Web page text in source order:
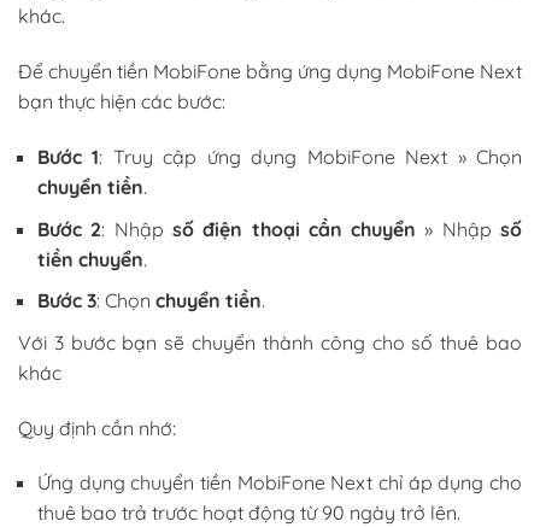
khác.
Để chuyển tiền MobiFone bằng ứng dụng MobiFone Next
bạn thực hiện các bước:
Bước 1: Truy cập ứng dụng MobiFone Next » Chọn
chuyển tiền.
Bước 2: Nhập số điện thoại cần chuyển » Nhậpsố
tiền chuyển.
Bước 3: Chọn chuyển tiền.
Với 3 bước bạn sẽ chuyển thành công cho số thuê bao
khác
Quy định cần nhớ:
Ứng dụng chuyển tiền MobiFone Next chỉ áp dụng cho
thuê bao trả trước hoạt động từ 90 ngày trở lên.